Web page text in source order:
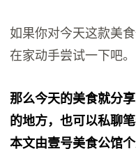
如果你对今天这款美
在家动手尝试一下吧。
那么今天的美食就分
的地方，也可以私聊
本文由壹号美食公馆